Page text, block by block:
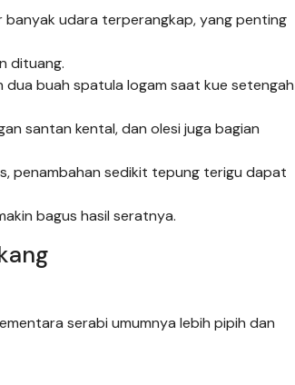
udara terperangkap, yang penting
dituang.
buah spatula logam saat kue setengah
santan kental, dan olesi juga bagian
penambahan sedikit tepung terigu dapat
bagus hasil seratnya.
serabi umumnya lebih pipih dan